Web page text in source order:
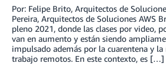
Por: Felipe Brito, Arquitectos de
Pereira, Arquitectos de Soluciones AWS
pleno 2021, donde las clases por video,
van en aumento y están siendo
impulsado además por la cuarentena y la
trabajo remotos. En este contexto, es […]